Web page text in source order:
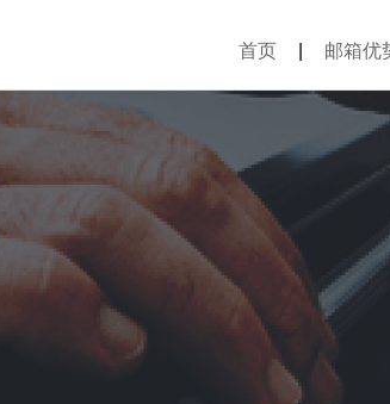
首页 邮箱优